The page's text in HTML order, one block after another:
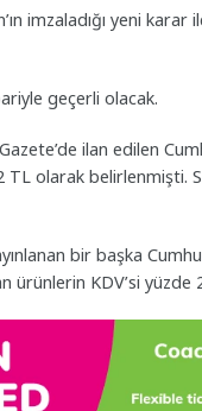
imzaladığı yeni
geçerli olacak.
ilan edilen
olarak belirlenmişti.
bir başka
KDV’si yüzde